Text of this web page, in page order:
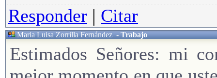
Responder | Citar
Maria Luisa Zorrilla Fernández-Trabajo
Estimados Señores: mi